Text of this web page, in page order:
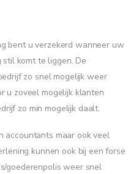
bent u verzekerd wanneer uw
komt te liggen. De
zo snel mogelijk weer
u zoveel mogelijk klanten
zo min mogelijk daalt.
accountants maar ook veel
kunnen ook bij een forse
goederenpolis weer snel